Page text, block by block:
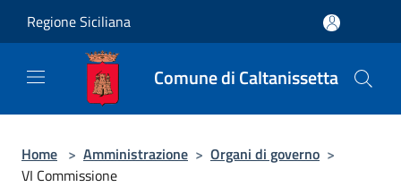
Regione Siciliana
Comune di Caltanissetta
Home > Amministrazione > Organi di governo >
VI Commissione